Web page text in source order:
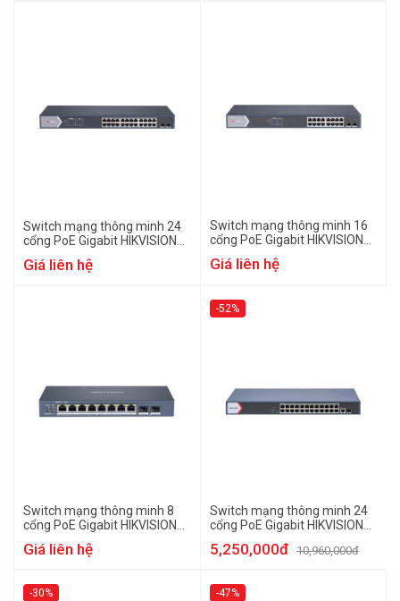
Switch mạng thông minh 24
cổng PoE Gigabit HIKVISION
Giá liên hệ
Switch mạng thông minh 16
cổng PoE Gigabit HIKVISION
Giá liên hệ
Switch mạng thông minh 8
cổng PoE Gigabit HIKVISION
Giá liên hệ
-52%
Switch mạng thông minh 24
cổng PoE Gigabit HIKVISION
5,250,000đ 10,960,000đ
-30% -47%